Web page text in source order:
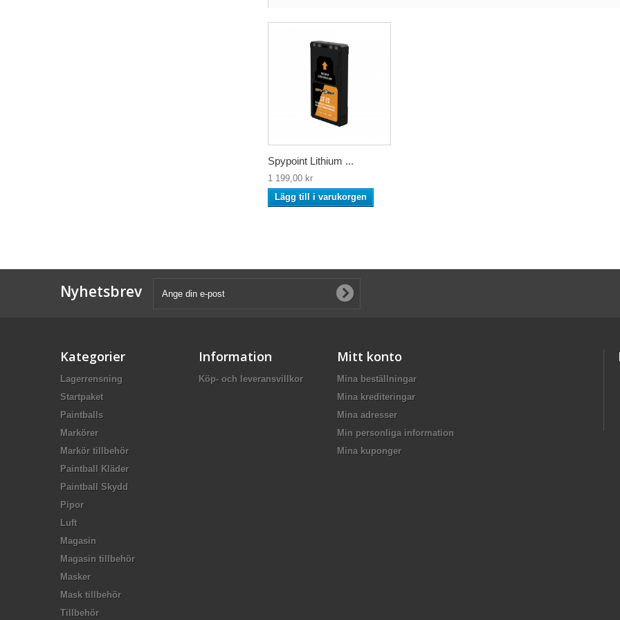
Spypoint Lithium ...
1 199,00 kr
Lägg till i varukorgen
Nyhetsbrev
Kategorier
Lagerrensning
Startpaket
Paintballs
Markörer
Markör tillbehör
Paintball Kläder
Paintball Skydd
Pipor
Luft
Magasin
Magasin tillbehör
Masker
Mask tillbehör
Tillbehör
Information
Köp- och leveransvillkor
Mitt konto
Mina beställningar
Mina krediteringar
Mina adresser
Min personliga information
Mina kuponger